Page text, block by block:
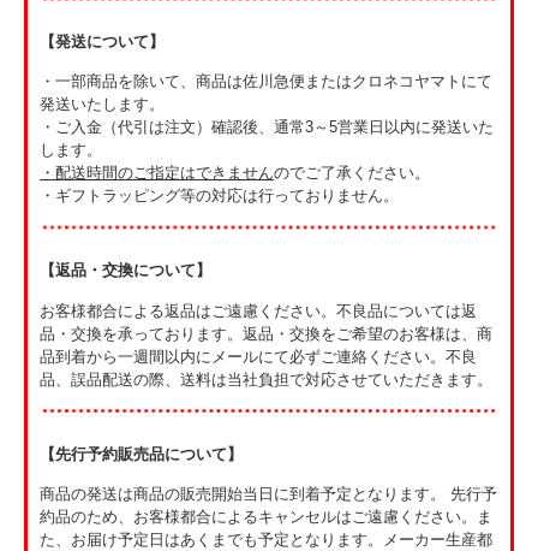
【発送について】
・一部商品を除いて、商品は佐川急便またはクロネコヤマトにて
発送いたします。
・ご入金（代引は注文）確認後、通常3～5営業日以内に発送いた
します。
・ 配送時間のご指定はできませんのでご了承ください。
・ギフトラッピング等の対応は行っておりません。
【返品・交換について】
お客様都合による返品はご遠慮ください。不良品については返
品・交換を承っております。返品・交換をご希望のお客様は、商
品到着から一週間以内にメールにて必ずご連絡ください。不良
品、誤品配送の際、送料は当社負担で対応させていただきます。
【先行予約販売品について】
商品の発送は商品の販売開始当日に到着予定となります。 先行予
約品のため、お客様都合によるキャンセルはご遠慮ください。ま
た、お届け予定日はあくまでも予定となります。メーカー生産都